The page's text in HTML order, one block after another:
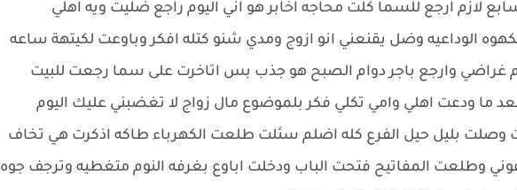
لازم ارجع للسما كلت محاجه اخابر هو اني اليوم راجع ضليت ويه اهلي
الوداعيه وضل يقنعني انو ازوج ومدي شنو كتله افكر وباوعت لكيتهة ساعه
الم غراضي وارجع باجر دوام الصبح هو جذب بس اتاخرت على سما رجعت للبيت
ما ودعت اهلي وامي تكلي فكر بلموضوع مال زواج لا تغضبني عليك اليوم
وصلت بليل حيل الفرع كله اضلم سئلت طلعت الكهرباء طاكه اذكرت هي تخاف
وطلعت المفاتيح فتحت الباب ودخلت اباوع بغرفه النوم متغطيه وترجف جوه